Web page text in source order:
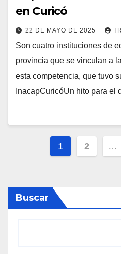
en Curicó
22 DE MAYO DE 2025
Son cuatro instituciones de
provincia que se vinculan a
esta competencia, que tuvo
InacapCuricóUn hito para
entradas
1 2 …
Buscar